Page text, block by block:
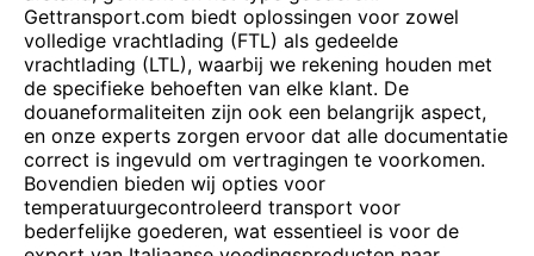
Gettransport.com biedt oplossingen voor zowel
volledige vrachtlading (FTL) als gedeelde
vrachtlading (LTL), waarbij we rekening houden met
de specifieke behoeften van elke klant. De
douaneformaliteiten zijn ook een belangrijk aspect,
en onze experts zorgen ervoor dat alle documentatie
correct is ingevuld om vertragingen te voorkomen.
Bovendien bieden wij opties voor
temperatuurgecontroleerd transport voor
bederfelijke goederen, wat essentieel is voor de